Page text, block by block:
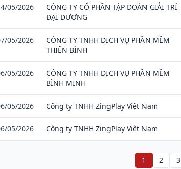
05/2026
CÔNG TY CỔ PHẦN TẬP ĐOÀN GIẢI TRÍ
ĐẠI DƯƠNG
05/2026
CÔNG TY TNHH DỊCH VỤ PHẦN MỀM
THIÊN BÌNH
05/2026
CÔNG TY TNHH DỊCH VỤ PHẦN MỀM
BÌNH MINH
05/2026 Công ty TNHH ZingPlay Việt Nam
05/2026 Công ty TNHH ZingPlay Việt Nam
1 2 3